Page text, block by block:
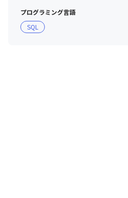
い、切磋琢磨していきます
・階層別研修：目的や対象に合
プログラミング言語
SQL